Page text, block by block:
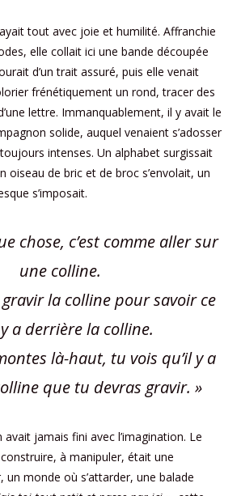
tout avec joie et humilité. Affranchie
elle collait ici une bande découpée
d’un trait assuré, puis elle venait
frénétiquement un rond, tracer des
lettre. Immanquablement, il y avait le
solide, auquel venaient s’adosser
intenses. Un alphabet surgissait
oiseau de bric et de broc s’envolait, un
s’imposait.
chose, c’est comme aller sur
une colline.
gravir la colline pour savoir ce
y a derrière la colline.
là-haut, tu vois qu’il y a
que tu devras gravir. »
avait jamais fini avec l’imagination. Le
à manipuler, était une
un monde où s’attarder, une balade